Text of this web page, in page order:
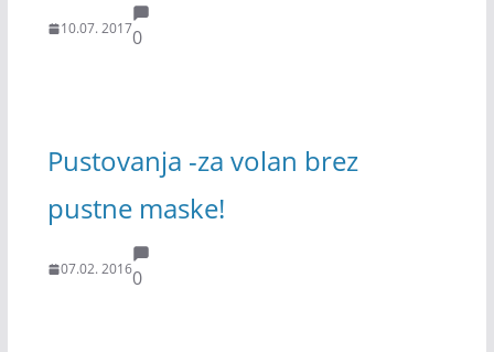
10.07. 20170
Pustovanja -za volan brez
pustne maske!
07.02. 20160